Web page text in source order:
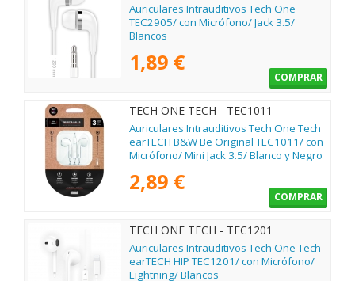
Auriculares Intrauditivos Tech One
TEC2905/ con Micrófono/ Jack 3.5/
Blancos
1,89 €
COMPRAR
TECH ONE TECH - TEC1011
Auriculares Intrauditivos Tech One Tech
earTECH B&W Be Original TEC1011/ con
Micrófono/ Mini Jack 3.5/ Blanco y Negro
2,89 €
COMPRAR
TECH ONE TECH - TEC1201
Auriculares Intrauditivos Tech One Tech
earTECH HIP TEC1201/ con Micrófono/
Lightning/ Blancos